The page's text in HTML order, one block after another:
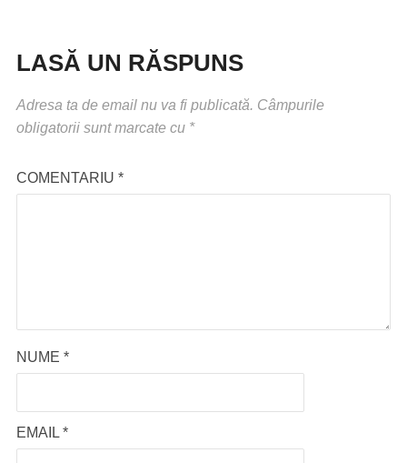
LASĂ UN RĂSPUNS
Adresa ta de email nu va fi publicată. Câmpurile
obligatorii sunt marcate cu *
COMENTARIU *
NUME *
EMAIL *